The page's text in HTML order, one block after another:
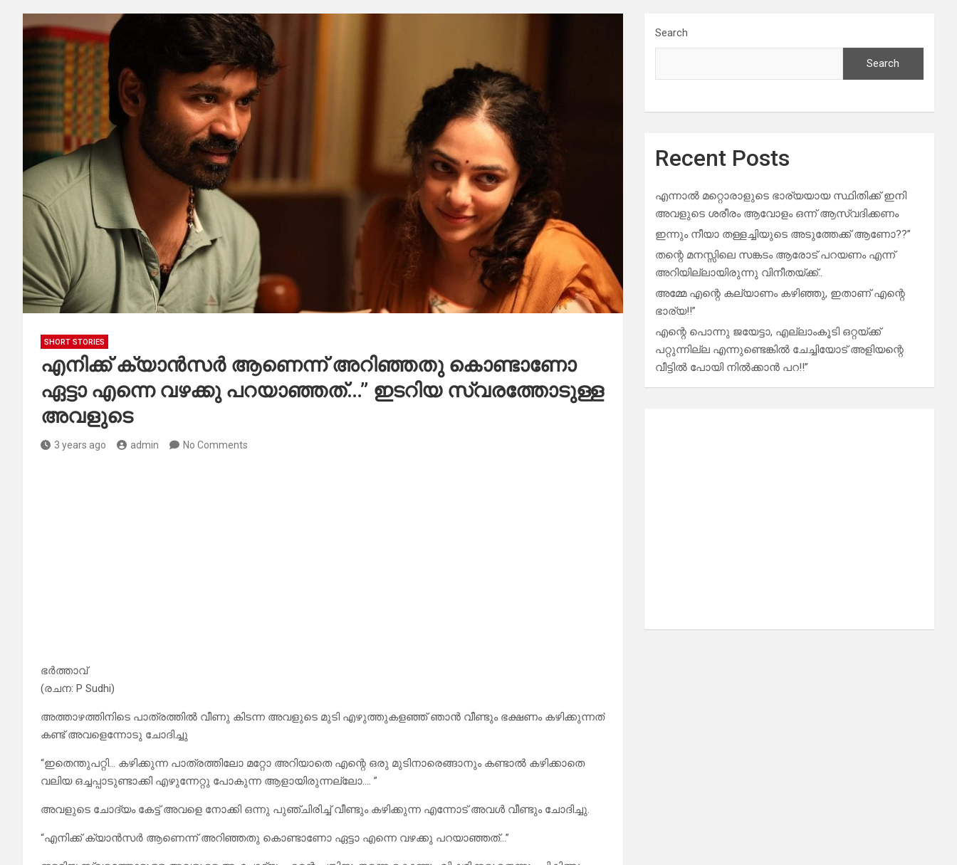
SHORT STORIES
എനിക്ക് ക്യാൻസർ ആണെന്ന് അറിഞ്ഞതു കൊണ്ടാണോ
ഏട്ടാ എന്നെ വഴക്കു പറയാഞ്ഞത്…” ഇടറിയ സ്വരത്തോടുള്ള
അവളുടെ
3 years ago admin No Comments
ഭർത്താവ്
(രചന: P Sudhi)
അത്താഴത്തിനിടെ പാത്രത്തിൽ വീണു കിടന്ന അവളുടെ മുടി എഴുത്തുകളഞ്ഞ് ഞാൻ വീണ്ടും ഭക്ഷണം കഴിക്കുന്നത്
കണ്ട് അവളെന്നോടു ചോദിച്ചു
“ഇതെന്തുപറ്റി… കഴിക്കുന്ന പാത്രത്തിലോ മറ്റോ അറിയാതെ എന്റെ ഒരു മുടിനാരെങ്ങാനും കണ്ടാൽ കഴിക്കാതെ
വലിയ ഒച്ചപ്പാടുണ്ടാക്കി എഴുന്നേറ്റു പോകുന്ന ആളായിരുന്നല്ലോ…. ”
അവളുടെ ചോദ്യം കേട്ട് അവളെ നോക്കി ഒന്നു പുഞ്ചിരിച്ച് വീണ്ടും കഴിക്കുന്ന എന്നോട് അവൾ വീണ്ടും ചോദിച്ചു.
“എനിക്ക് ക്യാൻസർ ആണെന്ന് അറിഞ്ഞതു കൊണ്ടാണോ ഏട്ടാ എന്നെ വഴക്കു പറയാഞ്ഞത്…”
Search
Search
Recent Posts
എന്നാൽ മറ്റൊരാളുടെ ഭാര്യയായ സ്ഥിതിക്ക് ഇനി
അവളുടെ ശരീരം ആവോളം ഒന്ന് ആസ്വദിക്കണം
ഇന്നും നീയാ തള്ളച്ചിയുടെ അടുത്തേക്ക് ആണോ??”
തന്റെ മനസ്സിലെ സങ്കടം ആരോട് പറയണം എന്ന്
അറിയില്ലായിരുന്നു വിനീതയ്ക്ക്..
അമ്മേ എന്റെ കല്യാണം കഴിഞ്ഞു, ഇതാണ് എന്റെ
ഭാര്യ!!”
എന്റെ പൊന്നു ജയേട്ടാ, എല്ലാംകൂടി ഒറ്റയ്ക്ക്
പറ്റുന്നില്ല എന്നുണ്ടെങ്കിൽ ചേച്ചിയോട് അളിയന്റെ
വീട്ടിൽ പോയി നിൽക്കാൻ പറ!!”